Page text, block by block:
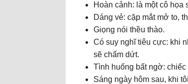
Hoàn cảnh: là một cô họa
Dáng vẻ: cặp mắt mở to,
Giọng nói thều thào.
Có suy nghĩ tiêu cực: khi
sẽ chấm dứt.
Tình huống bất ngờ:
Sáng ngày hôm sau, khi